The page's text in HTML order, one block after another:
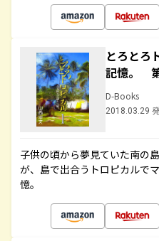
とろとろ
記憶。
D-Books
2018.03.29
子供の頃から夢見ていた南の
が、島で出合うトロピカルで
憶。